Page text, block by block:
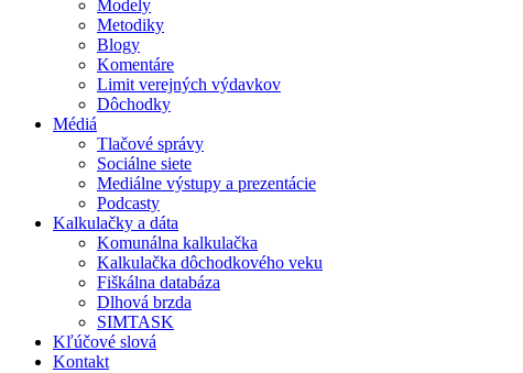
Modely
Metodiky
Blogy
Komentáre
Limit verejných výdavkov
Dôchodky
Médiá
Tlačové správy
Sociálne siete
Mediálne výstupy a prezentácie
Podcasty
Kalkulačky a dáta
Komunálna kalkulačka
Kalkulačka dôchodkového veku
Fiškálna databáza
Dlhová brzda
SIMTASK
Kľúčové slová
Kontakt